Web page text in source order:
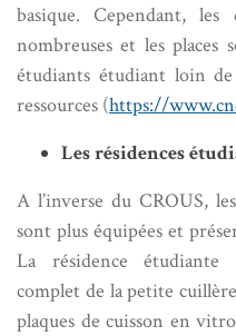
basique. Cependant, les
nombreuses et les
étudiants étudiant loin
ressources (https://
Les résidences
A l’inverse du CROUS,
sont plus équipées et
La résidence étudiante
complet de la petite
plaques de cuisson en